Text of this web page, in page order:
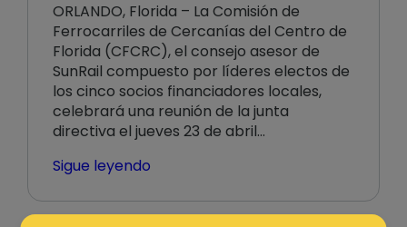
ORLANDO, Florida – La Comisión de
Ferrocarriles de Cercanías del Centro de
Florida (CFCRC), el consejo asesor de
SunRail compuesto por líderes electos de
los cinco socios financiadores locales,
celebrará una reunión de la junta
directiva el jueves 23 de abril…
Sigue leyendo